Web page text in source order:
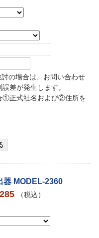
の場合は、お問い合わせ
差が発生します。
①正式社名および②住所を
器 MODEL-2360
（税込）